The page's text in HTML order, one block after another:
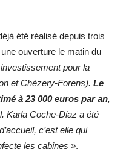
été réalisé depuis trois
ouverture le matin du
pour la
et Chézery-Forens). Le
à 23 000 euros par an,
Karla Coche-Diaz a été
c’est elle qui
les cabines »,